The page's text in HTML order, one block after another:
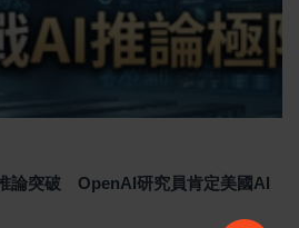
論突破 OpenAI研究員肯定美國AI